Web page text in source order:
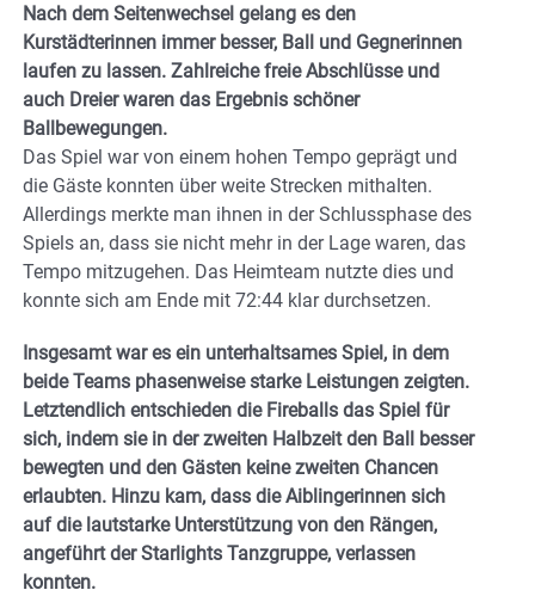
Nach dem Seitenwechsel gelang es den
Kurstädterinnen immer besser, Ball und Gegnerinnen
laufen zu lassen. Zahlreiche freie Abschlüsse und
auch Dreier waren das Ergebnis schöner
Ballbewegungen.
Das Spiel war von einem hohen Tempo geprägt und
die Gäste konnten über weite Strecken mithalten.
Allerdings merkte man ihnen in der Schlussphase des
Spiels an, dass sie nicht mehr in der Lage waren, das
Tempo mitzugehen. Das Heimteam nutzte dies und
konnte sich am Ende mit 72:44 klar durchsetzen.
Insgesamt war es ein unterhaltsames Spiel, in dem
beide Teams phasenweise starke Leistungen zeigten.
Letztendlich entschieden die Fireballs das Spiel für
sich, indem sie in der zweiten Halbzeit den Ball besser
bewegten und den Gästen keine zweiten Chancen
erlaubten. Hinzu kam, dass die Aiblingerinnen sich
auf die lautstarke Unterstützung von den Rängen,
angeführt der Starlights Tanzgruppe, verlassen
konnten.